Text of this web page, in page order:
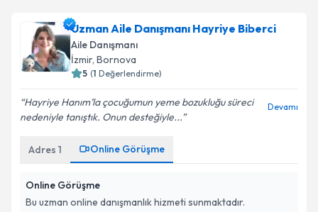
Uzman Aile Danışmanı Hayriye Biberci
Aile Danışmanı
İzmir, Bornova
5 (1 Değerlendirme)
Hayriye Hanım’la çocuğumun yeme bozukluğu süreci
nedeniyle tanıştık. Onun desteğiyle...
Devamı
Adres 1 Online Görüşme
Online Görüşme
Bu uzman online danışmanlık hizmeti sunmaktadır.